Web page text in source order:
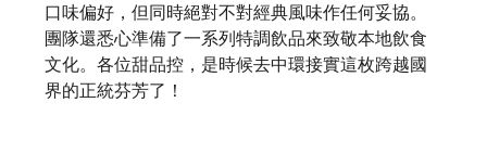
口味偏好，但同時絕對不對經典風味作任何妥協。
團隊還悉心準備了一系列特調飲品來致敬本地飲食
文化。各位甜品控，是時候去中環接實這枚跨越國
界的正統芬芳了！